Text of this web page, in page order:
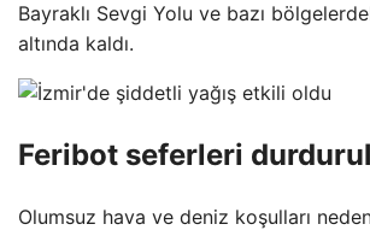
Bayraklı Sevgi Yolu ve bazı
altında kaldı.
Feribot seferleri
Olumsuz hava ve deniz koşulları